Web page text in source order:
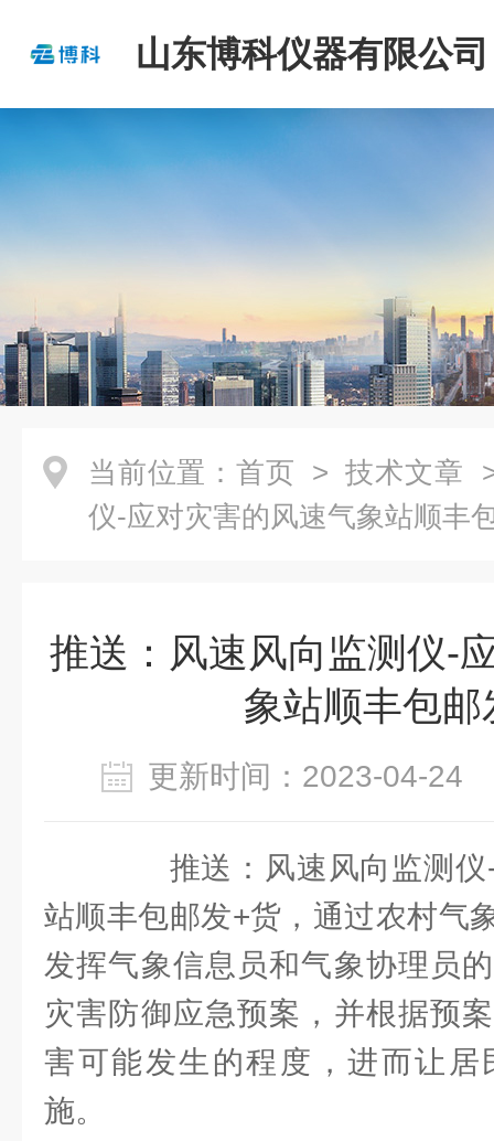
山东博科仪器有限公司
当前位置： 首页 > 技术文章
仪-应对灾害的风速气象站顺丰
推送：风速风向监测仪-
象站顺丰包邮
更新时间：2023-04-
推送：风速风向监测仪-
站顺丰包邮发+货，通过农村气
发挥气象信息员和气象协理员
灾害防御应急预案，并根据预
害可能发生的程度，进而让居
施。